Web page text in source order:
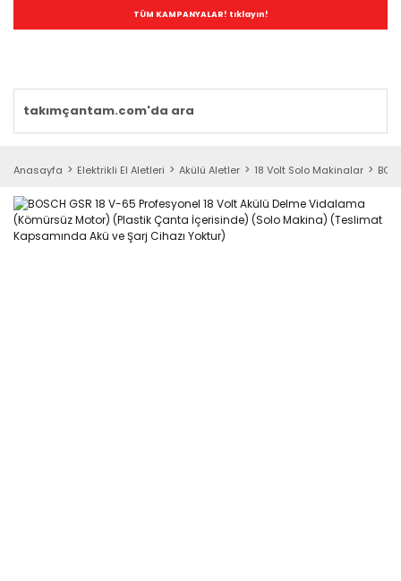
TÜM KAMPANYALAR! tıklayın!
Anasayfa Elektrikli El Aletleri Akülü Aletler 18 Volt Solo Makinalar